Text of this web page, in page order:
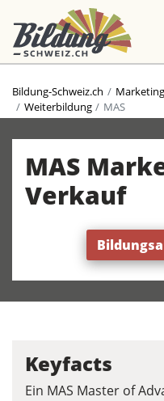
Bildung-Schweiz.ch
Weiterbildung
MAS
MAS
Verkauf
Keyfacts
Ein MAS Master of